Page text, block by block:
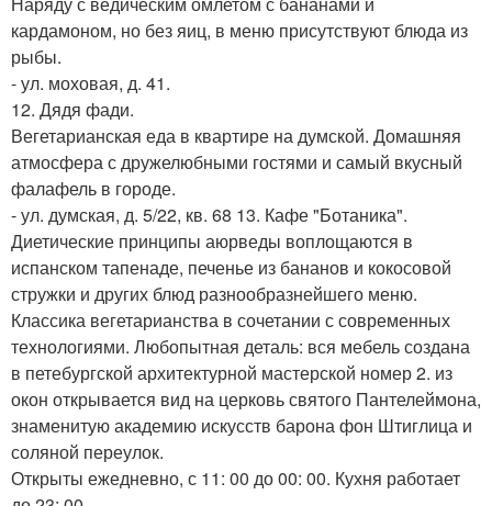
кардамоном, но без яиц, в меню присутствуют блюда из
рыбы.
- ул. моховая, д. 41.
12. Дядя фади.
Вегетарианская еда в квартире на думской. Домашняя
атмосфера с дружелюбными гостями и самый вкусный
фалафель в городе.
- ул. думская, д. 5/22, кв. 68 13. Кафе "Ботаника".
Диетические принципы аюрведы воплощаются в
испанском тапенаде, печенье из бананов и кокосовой
стружки и других блюд разнообразнейшего меню.
Классика вегетарианства в сочетании с современных
технологиями. Любопытная деталь: вся мебель создана
в петебургской архитектурной мастерской номер 2. из
окон открывается вид на церковь святого Пантелеймона,
знаменитую академию искусств барона фон Штиглица и
соляной переулок.
Открыты ежедневно, с 11: 00 до 00: 00. Кухня работает